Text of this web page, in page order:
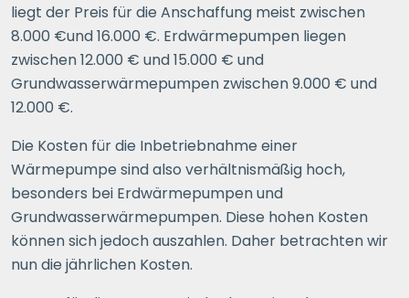
liegt der Preis für die Anschaffung meist zwischen
8.000 €und 16.000 €. Erdwärmepumpen liegen
zwischen 12.000 € und 15.000 € und
Grundwasserwärmepumpen zwischen 9.000 € und
12.000 €.
Die Kosten für die Inbetriebnahme einer
Wärmepumpe sind also verhältnismäßig hoch,
besonders bei Erdwärmepumpen und
Grundwasserwärmepumpen. Diese hohen Kosten
können sich jedoch auszahlen. Daher betrachten wir
nun die jährlichen Kosten.